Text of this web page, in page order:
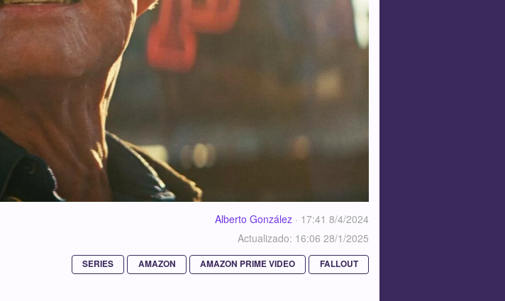
Alberto González · 17:41 8/4/2024
Actualizado: 16:06 28/1/2025
SERIES AMAZON AMAZON PRIME VIDEO FALLOUT